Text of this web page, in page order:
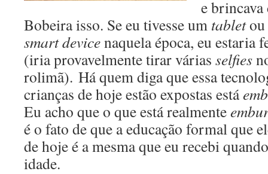
e
Bobeira isso. Se eu tivesse um tabletou
smartdevicenaquela época, eu estaria
(iria provavelmente tirar várias selfies
rolimã). Há quem diga que essa
crianças de hoje estão expostas está
Eu acho que o que está realmente
é o fato de que a educação formal que
de hoje é a mesma que eu recebi
idade.